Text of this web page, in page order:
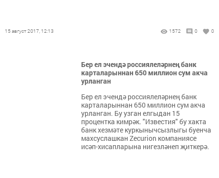
15 август 2017, 12:13 1572 0 0
Бер ел эчендә россиялеләрнең банк
карталарыннан 650 миллион сум акча
урланган
Бер ел эчендә россиялеләрнең банк
карталарыннан 650 миллион сум акча
урланган. Бу узган елгыдан 15
процентка кимрәк. "Известия" бу хакта
банк хезмәте куркынычсызлыгы буенча
махсуслашкан Zecurion компаниясе
исәп-хисапларына нигезләнеп җиткерә.